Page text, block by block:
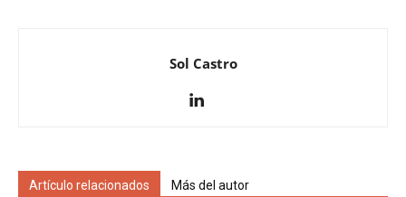
Sol Castro
Artículo relacionados Más del autor